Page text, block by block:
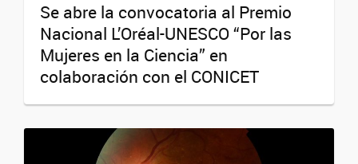
Se abre la convocatoria al Premio
Nacional L’Oréal-UNESCO “Por las
Mujeres en la Ciencia” en
colaboración con el CONICET